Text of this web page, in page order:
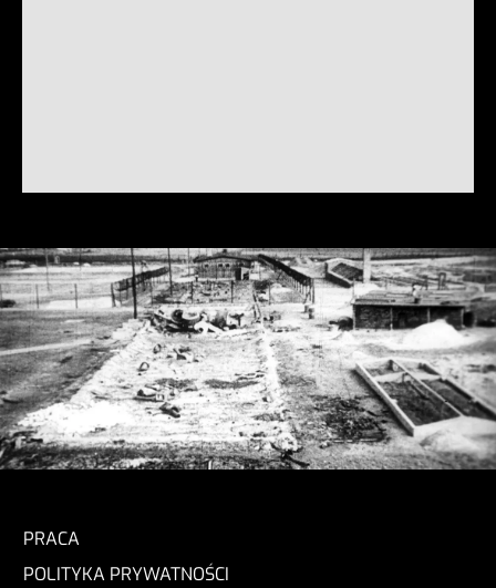
PRACA
POLITYKA PRYWATNOŚCI